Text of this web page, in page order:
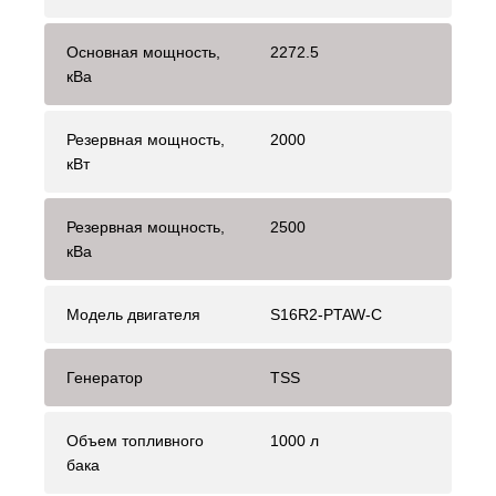
Основная мощность,
кВа
2272.5
Резервная мощность,
кВт
2000
Резервная мощность,
кВа
2500
Модель двигателя S16R2-PTAW-С
Генератор TSS
Объем топливного
бака
1000 л